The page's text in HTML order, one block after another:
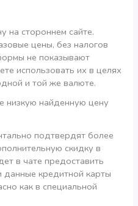
на стороннем сайте.
цены, без налогов
не показывают
использовать их в целях
и той же валюте.
низкую найденную цену
подтвердят более
скидку в
в чате предоставить
данные кредитной карты
как в специальной